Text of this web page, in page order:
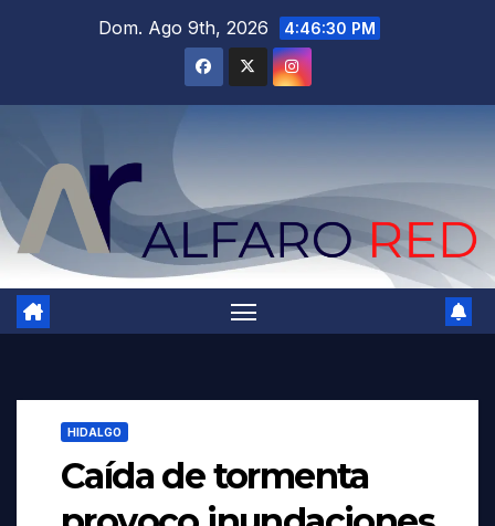
Dom. Ago 9th, 2026 4:46:31 PM
HIDALGO
Caída de tormenta